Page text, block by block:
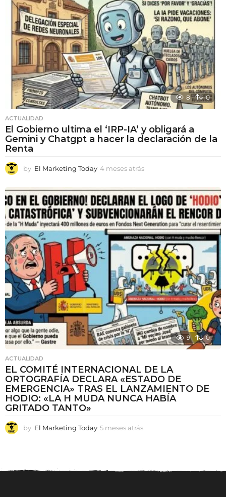
r
á
s
8 0
ACTUALIDAD
El Gobierno ultima el ‘IRP-IA’ y obligará a
Gemini y Chatgpt a hacer la declaración de la
Renta
by El Marketing Today 4 meses atrás
e
s
e
s
a
t
r
á
s
9 0
ACTUALIDAD
EL COMITÉ INTERNACIONAL DE LA
ORTOGRAFÍA DECLARA «ESTADO DE
EMERGENCIA» TRAS EL LANZAMIENTO DE
HODIO: «LA H MUDA NUNCA HABÍA
GRITADO TANTO»
by El Marketing Today 5 meses atrás